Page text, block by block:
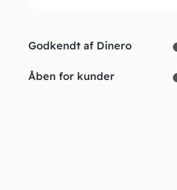
Godkendt af Dinero
Åben for kunder